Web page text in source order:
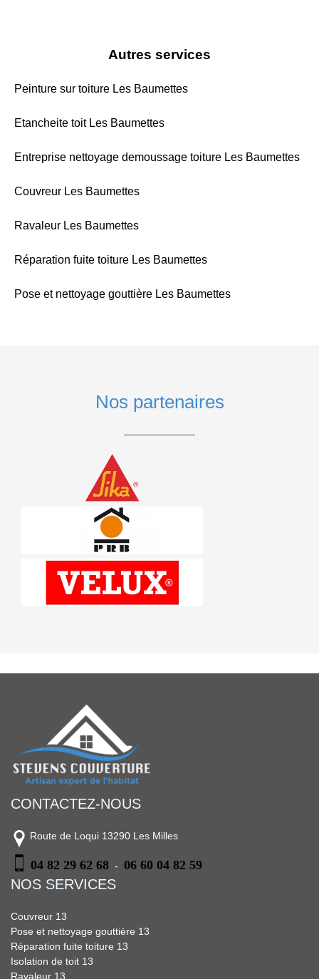
Autres services
Peinture sur toiture Les Baumettes
Etancheite toit Les Baumettes
Entreprise nettoyage demoussage toiture Les Baumettes
Couvreur Les Baumettes
Ravaleur Les Baumettes
Réparation fuite toiture Les Baumettes
Pose et nettoyage gouttière Les Baumettes
Nos partenaires
CONTACTEZ-NOUS
Route de Loqui 13290 Les Milles
04 82 29 62 68 - 06 60 04 82 59
NOS SERVICES
Couvreur 13
Pose et nettoyage gouttière 13
Réparation fuite toiture 13
Isolation de toit 13
Ravaleur 13